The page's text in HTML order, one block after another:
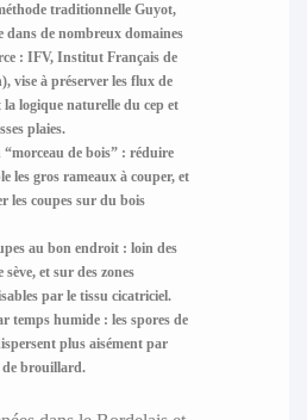
traditionnelle Guyot,
dans de nombreux domaines
: IFV, Institut Français de
vise à préserver les flux de
la logique naturelle du cep et
plaies.
de bois”: réduire
les gros rameaux à couper, et
les coupes sur du bois
au bon endroit: loin des
et sur des zones
par le tissu cicatriciel.
temps humide: les spores de
plus aisément par
de brouillard.